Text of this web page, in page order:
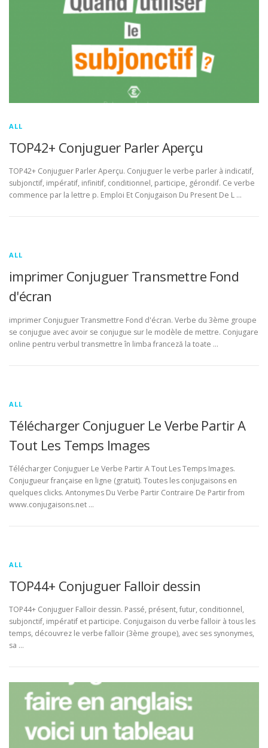
ALL
TOP42+ Conjuguer Parler Aperçu
TOP42+ Conjuguer Parler Aperçu. Conjuguer le verbe parler à indicatif,
subjonctif, impératif, infinitif, conditionnel, participe, gérondif. Ce verbe
commence par la lettre p. Emploi Et Conjugaison Du Present De L …
ALL
imprimer Conjuguer Transmettre Fond
d'écran
imprimer Conjuguer Transmettre Fond d'écran. Verbe du 3ème groupe
se conjugue avec avoir se conjugue sur le modèle de mettre. Conjugare
online pentru verbul transmettre în limba franceză la toate …
ALL
Télécharger Conjuguer Le Verbe Partir A
Tout Les Temps Images
Télécharger Conjuguer Le Verbe Partir A Tout Les Temps Images.
Conjugueur française en ligne (gratuit). Toutes les conjugaisons en
quelques clicks. Antonymes Du Verbe Partir Contraire De Partir from
www.conjugaisons.net …
ALL
TOP44+ Conjuguer Falloir dessin
TOP44+ Conjuguer Falloir dessin. Passé, présent, futur, conditionnel,
subjonctif, impératif et participe. Conjugaison du verbe falloir à tous les
temps, découvrez le verbe falloir (3ème groupe), avec ses synonymes,
sa …